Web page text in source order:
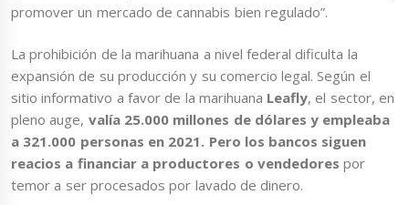
promover un mercado de cannabis bien regulado”.
La prohibición de la marihuana a nivel federal dificulta la
expansión de su producción y su comercio legal. Según el
sitio informativo a favor de la marihuana Leafly, el sector, en
pleno auge, valía 25.000 millones de dólares y empleaba
a 321.000 personas en 2021. Pero los bancos siguen
reacios a financiar a productores o vendedorespor
temor a ser procesados por lavado de dinero.